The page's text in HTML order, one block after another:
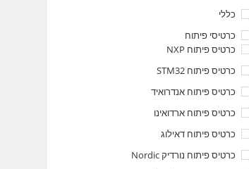
כללי
כרטיסי פיתוח
כרטיס פיתוח NXP
כרטיס פיתוח STM32
כרטיס פיתוח אנדרואיד
כרטיס פיתוח ארדואינו
כרטיס פיתוח דאילוג
כרטיס פיתוח נורדיק Nordic